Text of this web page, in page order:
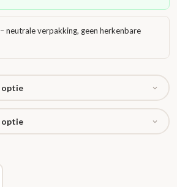
– neutrale verpakking, geen herkenbare